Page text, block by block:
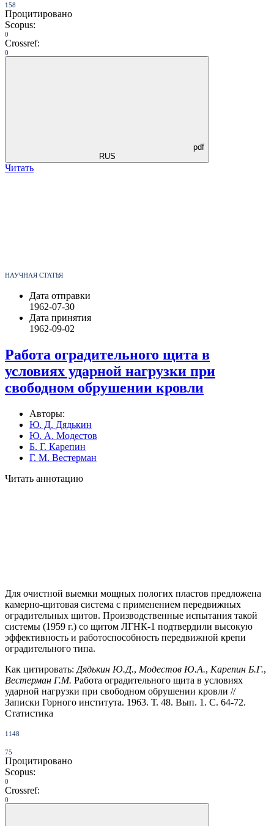
158
Процитировано
Scopus:
0
Crossref:
0
pdf
RUS
Читать
НАУЧНАЯ СТАТЬЯ
Дата отправки
1962-07-30
Дата принятия
1962-09-02
Работа оградительного щита в
условиях ударной нагрузки при
свободном обрушении кровли
Авторы:
Ю. Д. Дядькин
Ю. А. Модестов
Б. Г. Карепин
Г. М. Вестерман
Читать аннотацию
Для очистной выемки мощных пологих пластов предложена
камерно-щитовая система с применением передвижных
оградительных щитов. Производственные испытания такой
системы (1959 г.) со щитом ЛГНК-1 подтвердили высокую
эффективность и работоспособность передвижной крепи
оградительного типа.
Как цитировать: Дядькин Ю.Д., Модестов Ю.А., Карепин Б.Г.,
Вестерман Г.М. Работа оградительного щита в условиях
ударной нагрузки при свободном обрушении кровли //
Записки Горного института. 1963. Т. 48. Вып. 1. С. 64-72.
Статистика
1148
75
Процитировано
Scopus:
0
Crossref:
0